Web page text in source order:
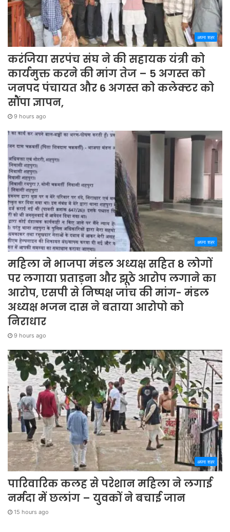
अपना शहर
करंजिया सरपंच संघ ने की सहायक यंत्री को
कार्यमुक्त करने की मांग तेज – 5 अगस्त को
जनपद पंचायत और 6 अगस्त को कलेक्टर को
सौंपा ज्ञापन,
9 hours ago
अपना शहर
महिला ने भाजपा मंडल अध्यक्ष सहित 8 लोगों
पर लगाया प्रताड़ना और झूठे आरोप लगाने का
आरोप, एसपी से निष्पक्ष जांच की मांग- मंडल
अध्यक्ष भजन दास ने बताया आरोपो को
निराधार
9 hours ago
अपना शहर
पारिवारिक कलह से परेशान महिला ने लगाई
नर्मदा में छलांग – युवकों ने बचाई जान
15 hours ago